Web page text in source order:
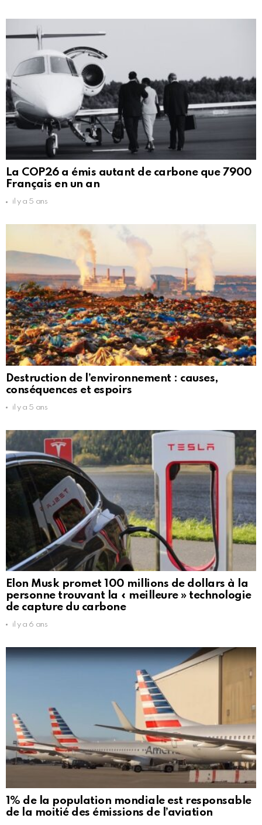
La COP26 a émis autant de carbone que 7900
Français en un an
il y a 5 ans
Destruction de l’environnement : causes,
conséquences et espoirs
il y a 5 ans
Elon Musk promet 100 millions de dollars à la
personne trouvant la « meilleure » technologie
de capture du carbone
il y a 6 ans
1% de la population mondiale est responsable
de la moitié des émissions de l’aviation